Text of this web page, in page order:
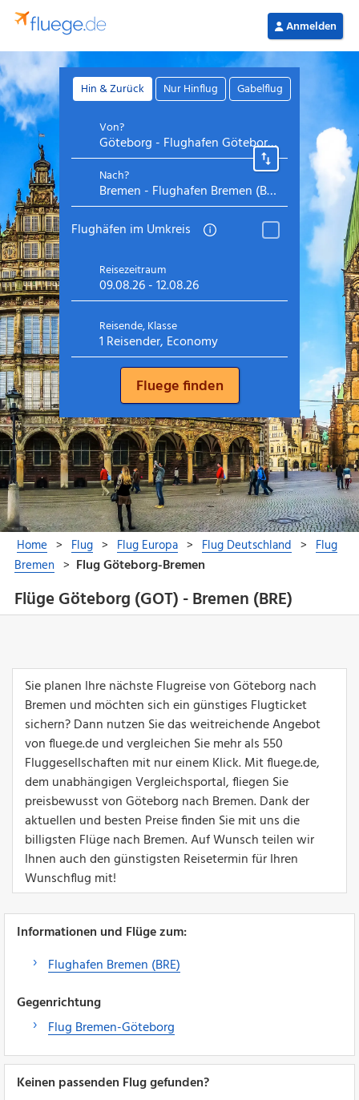
Flüge Göteborg (GOT) - Bremen (BRE)
Sie planen Ihre nächste Flugreise von Göteborg nach
Bremen und möchten sich ein günstiges Flugticket
sichern? Dann nutzen Sie das weitreichende Angebot
von fluege.de und vergleichen Sie mehr als 550
Fluggesellschaften mit nur einem Klick. Mit fluege.de,
dem unabhängigen Vergleichsportal, fliegen Sie
preisbewusst von Göteborg nach Bremen. Dank der
aktuellen und besten Preise finden Sie mit uns die
billigsten Flüge nach Bremen. Auf Wunsch teilen wir
Ihnen auch den günstigsten Reisetermin für Ihren
Wunschflug mit!
Informationen und Flüge zum:
Flughafen Bremen (BRE)
Gegenrichtung
Flug Bremen-Göteborg
Keinen passenden Flug gefunden?